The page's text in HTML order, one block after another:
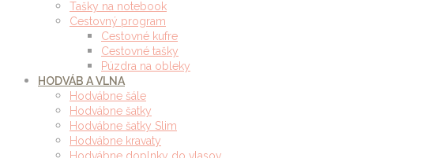
Tašky na notebook
Cestovný program
Cestovné kufre
Cestovné tašky
Púzdra na obleky
HODVÁB A VLNA
Hodvábne šále
Hodvábne šatky
Hodvábne šatky Slim
Hodvábne kravaty